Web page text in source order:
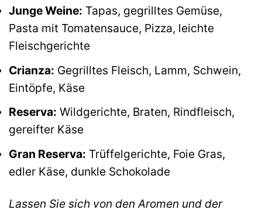
Junge Weine: Tapas, gegrilltes Gemüse,
Pasta mit Tomatensauce, Pizza, leichte
Fleischgerichte
Crianza: Gegrilltes Fleisch, Lamm, Schwein,
Eintöpfe, Käse
Reserva: Wildgerichte, Braten, Rindfleisch,
gereifter Käse
Gran Reserva: Trüffelgerichte, Foie Gras,
edler Käse, dunkle Schokolade
Lassen Sie sich von den Aromen und der